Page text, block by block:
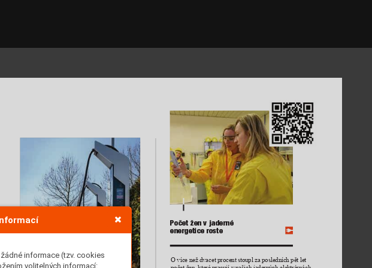
informace (tzv. cookies
volitelných informací:
O více než dvacet procent stoupl za posledních pět let
Počet žen v jaderné
energetice roste